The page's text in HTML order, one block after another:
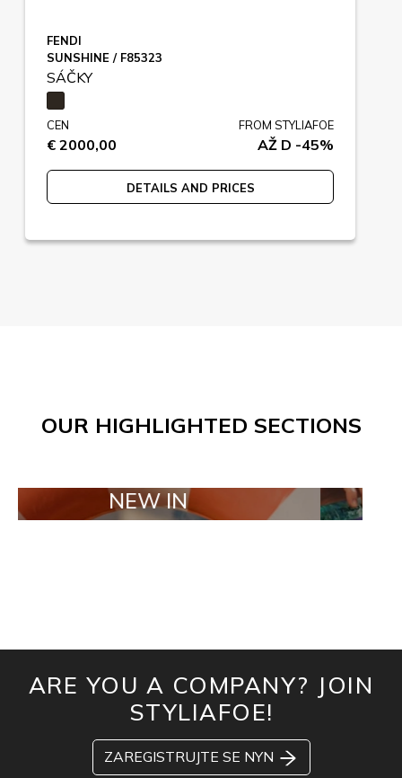
FENDI
SUNSHINE / F85323
SÁČKY
CEN
€ 2000,00
FROM STYLIAFOE
AŽ D -45%
DETAILS AND PRICES
OUR HIGHLIGHTED SECTIONS
NEW IN TAILOR
ARE YOU A COMPANY? JOIN
STYLIAFOE!
ZAREGISTRUJTE SE NYN